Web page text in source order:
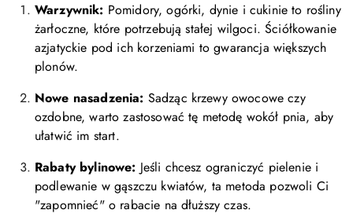
Warzywnik: Pomidory, ogórki, dynie i cukinie to rośliny
żarłoczne, które potrzebują stałej wilgoci. Ściółkowanie
azjatyckie pod ich korzeniami to gwarancja większych
plonów.
Nowe nasadzenia: Sadząc krzewy owocowe czy
ozdobne, warto zastosować tę metodę wokół pnia, aby
ułatwić im start.
Rabaty bylinowe: Jeśli chcesz ograniczyć pielenie i
podlewanie w gąszczu kwiatów, ta metoda pozwoli Ci
"zapomnieć" o rabacie na dłuższy czas.